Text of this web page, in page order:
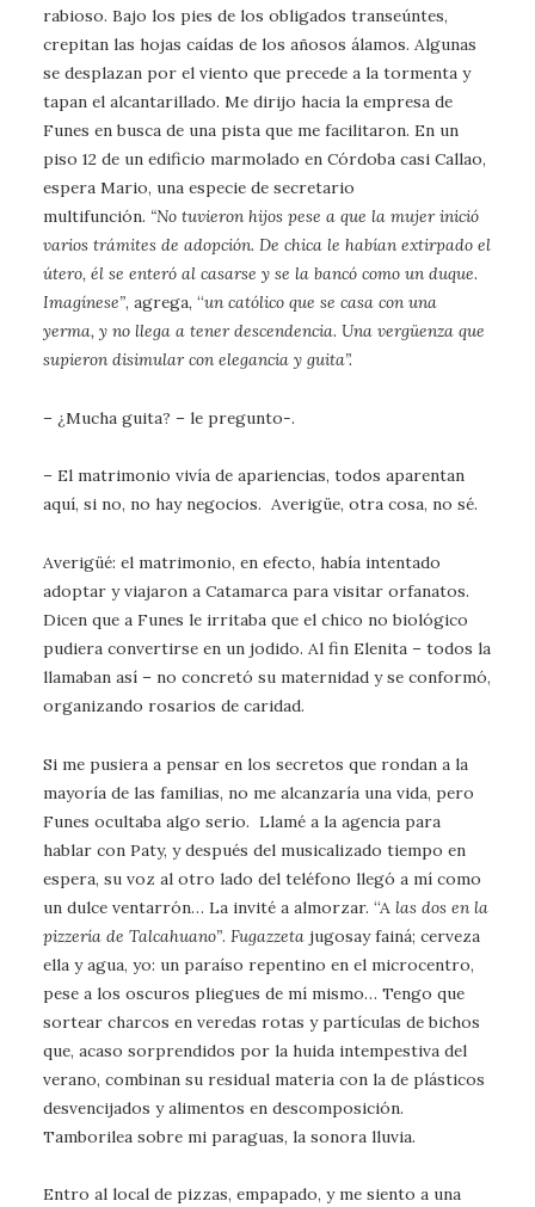
rabioso. Bajo los pies de los obligados transeúntes,
crepitan las hojas caídas de los añosos álamos. Algunas
se desplazan por el viento que precede a la tormenta y
tapan el alcantarillado. Me dirijo hacia la empresa de
Funes en busca de una pista que me facilitaron. En un
piso 12 de un edificio marmolado en Córdoba casi Callao,
espera Mario, una especie de secretario
multifunción. “No tuvieron hijos pese a que la mujer inició
varios trámites de adopción. De chica le habían extirpado el
útero, él se enteró al casarse y se la bancó como un duque.
Imagínese”, agrega, “un católico que se casa con una
yerma, y no llega a tener descendencia. Una vergüenza que
supieron disimular con elegancia y guita”.
– ¿Mucha guita? – le pregunto-.
– El matrimonio vivía de apariencias, todos aparentan
aquí, si no, no hay negocios. Averigüe, otra cosa, no sé.
Averigüé: el matrimonio, en efecto, había intentado
adoptar y viajaron a Catamarca para visitar orfanatos.
Dicen que a Funes le irritaba que el chico no biológico
pudiera convertirse en un jodido. Al fin Elenita – todos la
llamaban así – no concretó su maternidad y se conformó,
organizando rosarios de caridad.
Si me pusiera a pensar en los secretos que rondan a la
mayoría de las familias, no me alcanzaría una vida, pero
Funes ocultaba algo serio. Llamé a la agencia para
hablar con Paty, y después del musicalizado tiempo en
espera, su voz al otro lado del teléfono llegó a mí como
un dulce ventarrón… La invité a almorzar. “A las dos en la
pizzería de Talcahuano”. Fugazzeta jugosay fainá; cerveza
ella y agua, yo: un paraíso repentino en el microcentro,
pese a los oscuros pliegues de mí mismo… Tengo que
sortear charcos en veredas rotas y partículas de bichos
que, acaso sorprendidos por la huida intempestiva del
verano, combinan su residual materia con la de plásticos
desvencijados y alimentos en descomposición.
Tamborilea sobre mi paraguas, la sonora lluvia.
Entro al local de pizzas, empapado, y me siento a una